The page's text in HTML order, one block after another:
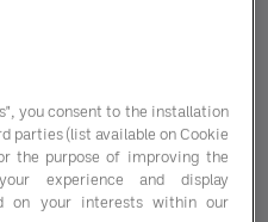
: une contrainte utile
centrés sur
achats : et si
un vrai levier de
concrète, avec
you consent to the installation
parties (list available on Cookie
the purpose of improving the
experience and display
on your interests within our